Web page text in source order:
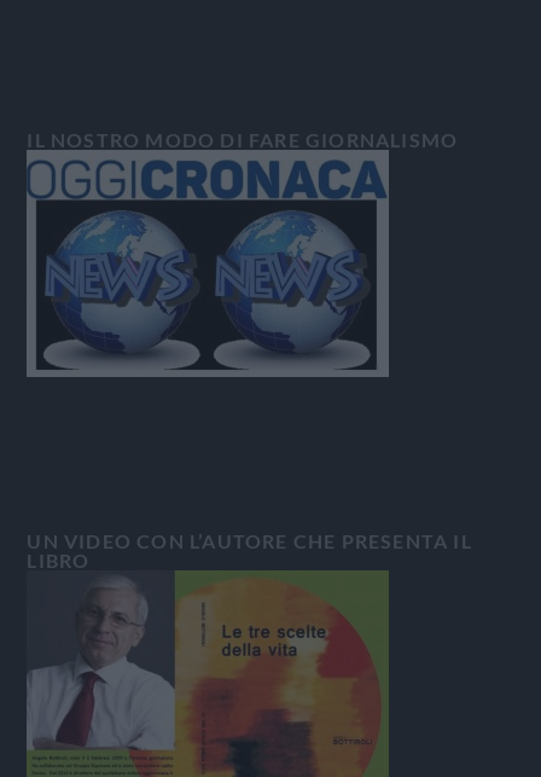
IL NOSTRO MODO DI FARE GIORNALISMO
UN VIDEO CON L’AUTORE CHE PRESENTA IL
LIBRO